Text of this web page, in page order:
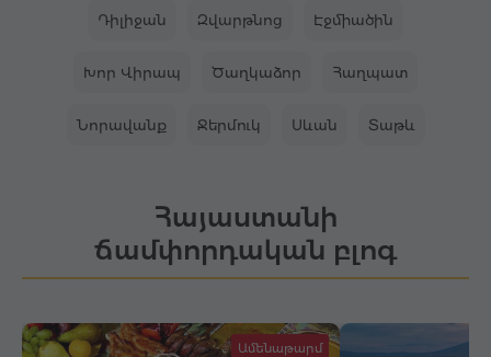
Դիլիջան Զվարթնոց Էջմիածին
Խոր Վիրապ Ծաղկաձոր Հաղպատ
Նորավանք Ջերմուկ Սևան Տաթև
Հայաստանի
ճամփորդական բլոգ
Ամենաթարմ